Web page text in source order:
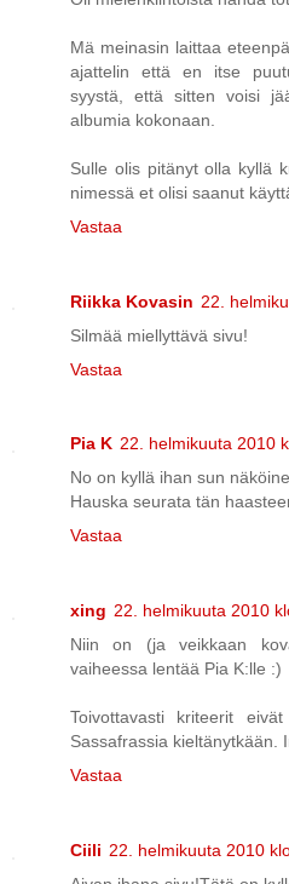
Mä meinasin laittaa
ajattelin että en itse
syystä, että sitten voisi
albumia kokonaan.
Sulle olis pitänyt olla kyllä
nimessä et olisi saanut
Vastaa
Riikka Kovasin 22.
Silmää miellyttävä sivu!
Vastaa
Pia K 22. helmikuuta 2010
No on kyllä ihan sun
Hauska seurata tän
Vastaa
xing 22. helmikuuta 2010
Niin on (ja veikkaan
vaiheessa lentää Pia K:lle :)
Toivottavasti kriteerit
Sassafrassia kieltänytkään.
Vastaa
Ciili 22. helmikuuta 2010